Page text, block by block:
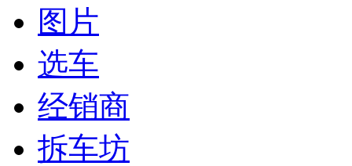
图片
选车
经销商
拆车坊